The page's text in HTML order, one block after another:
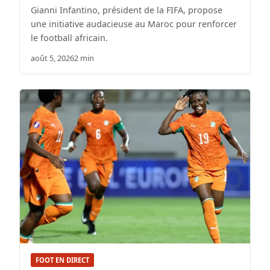
Gianni Infantino, président de la FIFA, propose
une initiative audacieuse au Maroc pour renforcer
le football africain.
août 5, 20262 min
FOOT EN DIRECT